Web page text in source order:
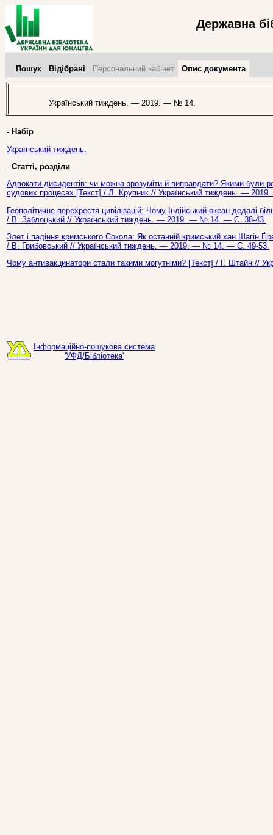
Державна
Пошук Відібрані Персональний кабінет Опис документа
Український тиждень. — 2019. — № 14.
- Набір
Український тиждень.
- Статті, розділи
Адвокати дисидентів: чи можна зрозуміти й виправдати? Якими були
судових процесах [Текст] / Л. Крупник // Український тиждень. —
Геополітичне перехрестя цивілізацій: Чому Індійський океан дедалі
/ В. Заблоцький // Український тиждень. — 2019. — № 14. — С. 38-43.
Злет і падіння кримського Сокола: Як останній кримський хан Шагін
/ В. Грибовський // Український тиждень. — 2019. — № 14. — С. 49-53.
Чому антивакцинатори стали такими могутніми? [Текст] / Г. Штайн
Інформаційно-пошукова система
'УФД/Бібліотека'